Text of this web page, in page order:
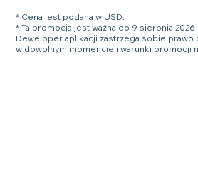
* Cena jest podana w USD.
* Ta promocja jest ważna do 9 sierpnia 2026
Deweloper aplikacji zastrzega sobie prawo
w dowolnym momencie i warunki promocji